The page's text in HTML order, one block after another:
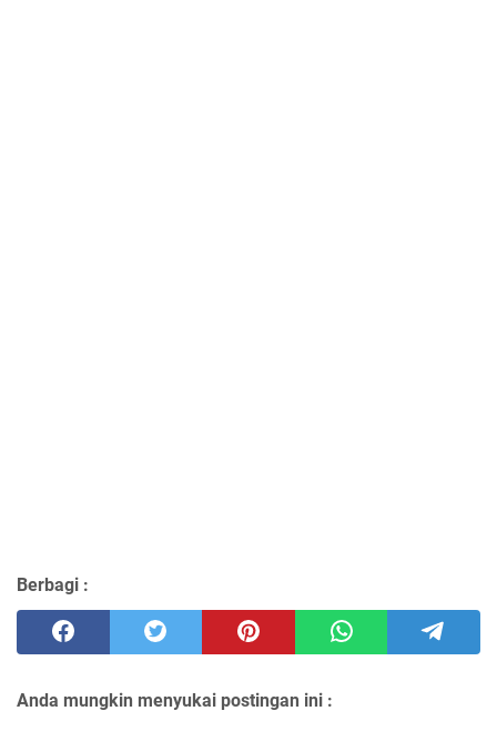
Berbagi :
Anda mungkin menyukai postingan ini :